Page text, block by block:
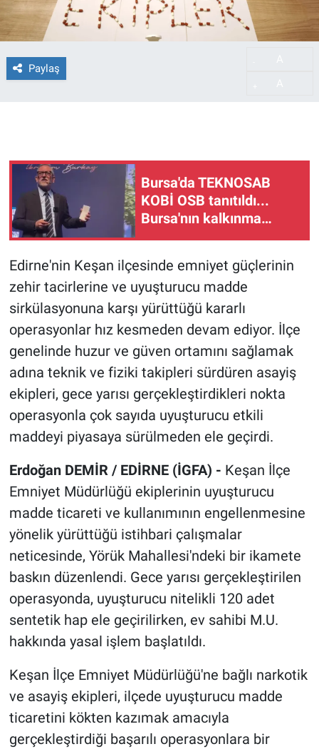
Paylaş
Bursa'da TEKNOSAB
KOBİ OSB tanıtıldı...
Bursa'nın kalkınma
Edirne'nin Keşan ilçesinde emniyet güçlerinin
zehir tacirlerine ve uyuşturucu madde
sirkülasyonuna karşı yürüttüğü kararlı
operasyonlar hız kesmeden devam ediyor. İlçe
genelinde huzur ve güven ortamını sağlamak
adına teknik ve fiziki takipleri sürdüren asayiş
ekipleri, gece yarısı gerçekleştirdikleri nokta
operasyonla çok sayıda uyuşturucu etkili
maddeyi piyasaya sürülmeden ele geçirdi.
Erdoğan DEMİR / EDİRNE (İGFA) - Keşan İlçe
Emniyet Müdürlüğü ekiplerinin uyuşturucu
madde ticareti ve kullanımının engellenmesine
yönelik yürüttüğü istihbari çalışmalar
neticesinde, Yörük Mahallesi'ndeki bir ikamete
baskın düzenlendi. Gece yarısı gerçekleştirilen
operasyonda, uyuşturucu nitelikli 120 adet
sentetik hap ele geçirilirken, ev sahibi M.U.
hakkında yasal işlem başlatıldı.
Keşan İlçe Emniyet Müdürlüğü'ne bağlı narkotik
ve asayiş ekipleri, ilçede uyuşturucu madde
ticaretini kökten kazımak amacıyla
gerçekleştirdiği başarılı operasyonlara bir